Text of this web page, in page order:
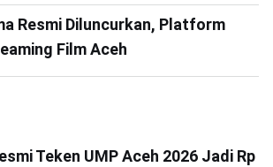
Resmi Diluncurkan, Platform
Film Aceh
Teken UMP Aceh 2026 Jadi Rp